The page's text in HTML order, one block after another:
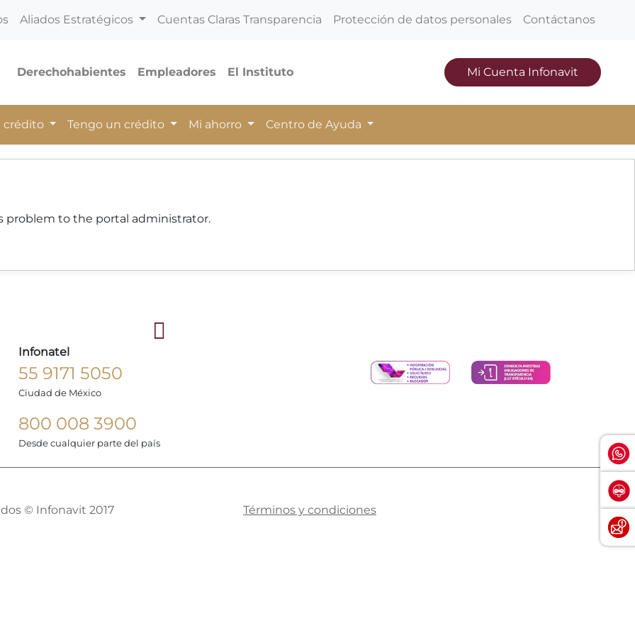
Aliados Estratégicos Cuentas Claras Transparencia Protección de datos personales Contáctanos
Derechohabientes Empleadores El Instituto Mi Cuenta Infonavit
crédito Tengo un crédito Mi ahorro Centro de Ayuda
problem to the portal administrator.
Infonatel
55 9171 5050
Ciudad de México
800 008 3900
Desde cualquier parte del país
© Infonavit 2017 Términos y condiciones